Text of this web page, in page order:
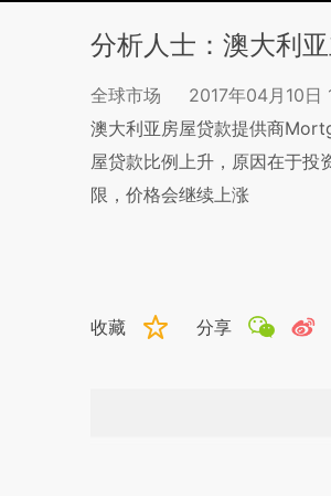
分析人士：澳大利
全球市场
2017年04月10日
澳大利亚房屋贷款提供商
屋贷款比例上升，原因在于投
限，价格会继续上涨
收藏 分享